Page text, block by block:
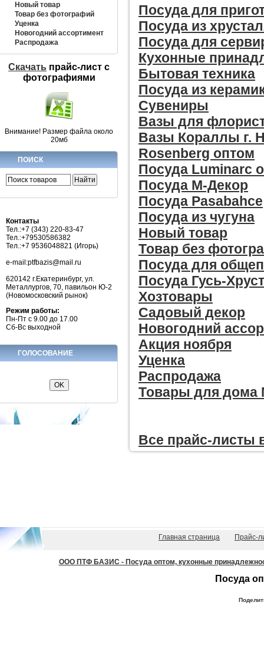
Новый товар
Товар без фотографий
Уценка
Новогодний ассортимент
Распродажа
Скачать прайс-лист c
фотографиями
Внимание! Размер файла около
20мб
ПОИСК
Контакты
Тел.:+7 (343) 220-83-47
Тел.:+79530586382
Тел.:+7 9536048821 (Игорь)
e-mail:ptfbazis@mail.ru
620142 г.Екатеринбург, ул.
Металлургов, 70, павильон Ю-2
(Новомосковский рынок)
Режим работы:
Пн-Пт с 9.00 до 17.00
Сб-Вс выходной
ГОЛОСОВАНИЕ
Посуда для
Посуда из
Посуда для
Кухонные
Бытовая техника
Посуда из
Сувениры
Вазы для
Вазы Кораллы г.
Rosenberg оптом
Посуда Luminarc
Посуда М-Декор
Посуда Pasabahce
Посуда из чугуна
Новый товар
Товар без
Посуда для
Посуда Гусь-
Хозтовары
Садовый декор
Новогодний
Акция ноября
Уценка
Распродажа
Товары для дома
Все прайc-листы
Главная страница Прайс-
ООО ПТФ БАЗИС - Посуда оптом, кухонные
Посуда